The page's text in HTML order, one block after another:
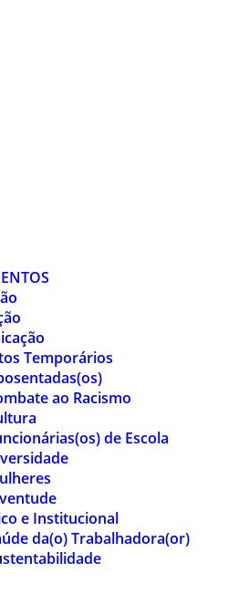
Funcionários de escola do Estado do Rio
Temporários
ao Racismo
de Escola
e Institucional
da(o) Trabalhadora(or)